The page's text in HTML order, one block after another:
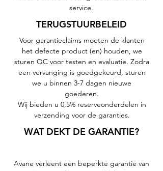
service.
TERUGSTUURBELEID
Voor garantieclaims moeten de klanten
het defecte product (en) houden, we
sturen QC voor testen en evaluatie. Zodra
een vervanging is goedgekeurd, sturen
we u binnen 3-7 dagen nieuwe
goederen.
Wij bieden u 0,5% reserveonderdelen in
verzending voor de garanties.
WAT DEKT DE GARANTIE?
Avane verleent een beperkte garantie van